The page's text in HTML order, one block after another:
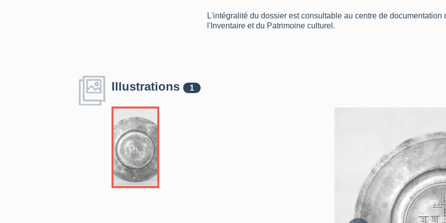
L'intégralité du dossier est consultable au centre de documentation
l'Inventaire et du Patrimoine culturel.
Illustrations 1